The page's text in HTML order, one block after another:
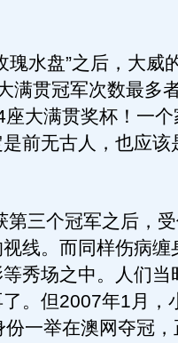
水盘”之后，大威
满贯冠军次数最多
大满贯奖杯！一
前无古人，也应该
三个冠军之后，受
线。而同样伤病缠
秀场之中。人们当
。但2007年1月，
一举在澳网夺冠